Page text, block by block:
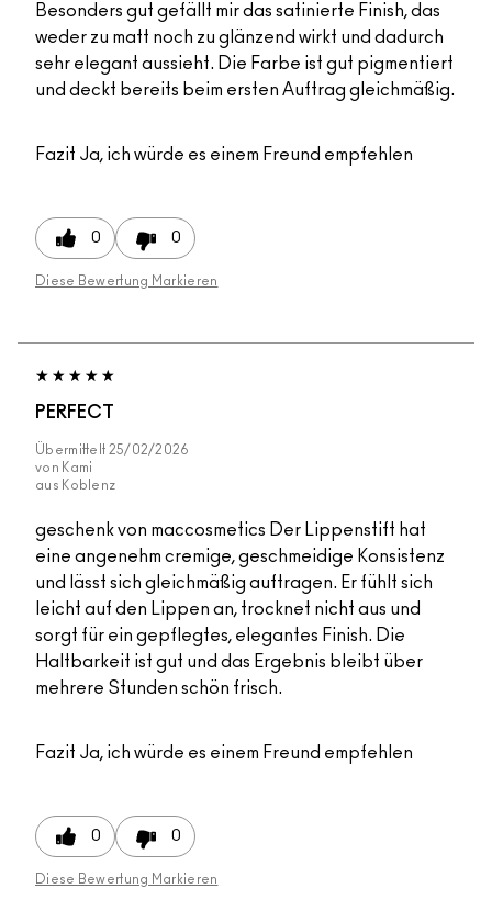
Besonders gut gefällt mir das satinierte Finish, das
weder zu matt noch zu glänzend wirkt und dadurch
sehr elegant aussieht. Die Farbe ist gut pigmentiert
und deckt bereits beim ersten Auftrag gleichmäßig.
Fazit Ja, ich würde es einem Freund empfehlen
0 0
Diese Bewertung Markieren
PERFECT
Übermittelt 25/02/2026
von Kami
aus Koblenz
geschenk von maccosmetics Der Lippenstift hat
eine angenehm cremige, geschmeidige Konsistenz
und lässt sich gleichmäßig auftragen. Er fühlt sich
leicht auf den Lippen an, trocknet nicht aus und
sorgt für ein gepflegtes, elegantes Finish. Die
Haltbarkeit ist gut und das Ergebnis bleibt über
mehrere Stunden schön frisch.
Fazit Ja, ich würde es einem Freund empfehlen
0 0
Diese Bewertung Markieren